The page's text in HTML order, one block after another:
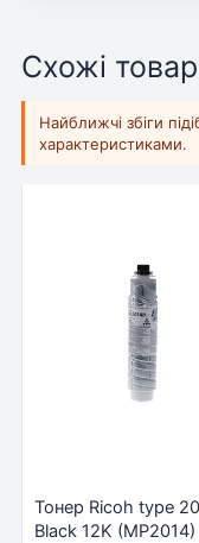
Схожі
Найближчі збіги
характеристиками.
Тонер Ricoh type
Black 12K (MP2014)